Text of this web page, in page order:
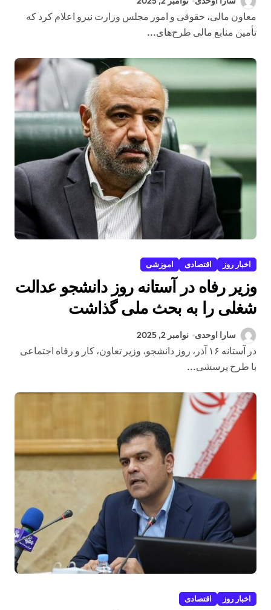
معاون مالی، حقوقی و امور مجلس وزارت نیرو اعلام کرد که
تأمین منابع مالی طرح‌های...
اخبار روز اقتصادی اموزشی
وزیر رفاه در آستانه روز دانشجو عدالت
شغلی را به بحث ملی گذاشت
سارا اوحدی نوامبر 2, 2025
در آستانه ۱۶ آذر، روز دانشجو، وزیر تعاون، کار و رفاه اجتماعی
با طرح پرسشی...
اخبار روز اقتصادی